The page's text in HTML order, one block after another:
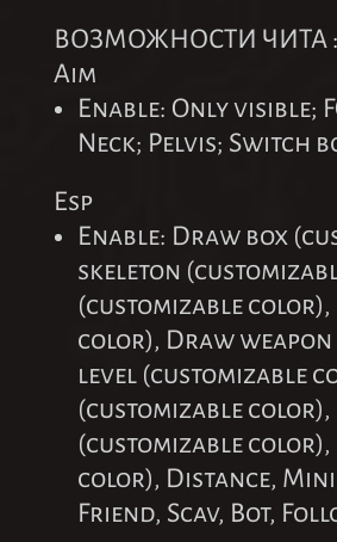
ВОЗМОЖНОСТИ ЧИТА :
Aim
Enable: Only visible;
Neck; Pelvis; Switch
Esp
Enable: Draw box
skeleton
(customizable color),
color), Draw
level (customizable
(customizable
(customizable
color), Distance,
Friend, Scav, Bot,